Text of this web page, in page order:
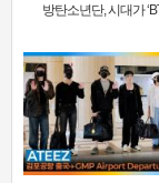
방탄소년단, 시대가